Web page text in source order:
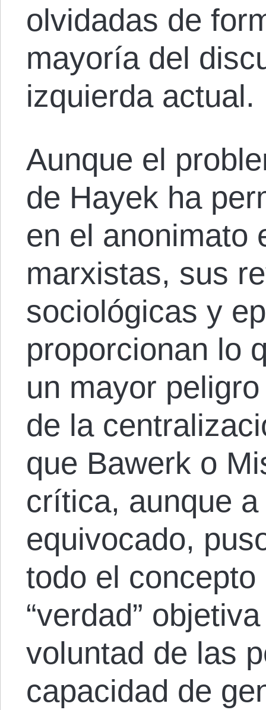
olvidadas de
mayoría del
izquierda actual.
Aunque el
de Hayek ha
en el anonimato
marxistas, sus
sociológicas y
proporcionan lo
un mayor
de la
que Bawerk o
crítica, aunque
equivocado,
todo el
“verdad”
voluntad de las
capacidad de